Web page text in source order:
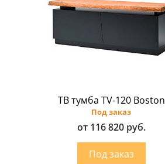
ТВ тумба TV-120 Boston
Под заказ
от 116 820 руб.